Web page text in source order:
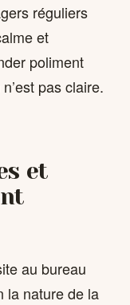
réguliers
et
poliment
pas claire.
et
au bureau
la nature de la